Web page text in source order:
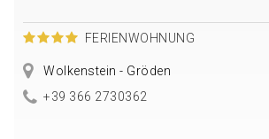
FERIENWOHNUNG
Wolkenstein - Gröden
+39 366 2730362